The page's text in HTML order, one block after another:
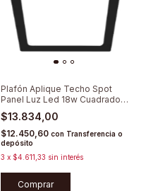
Plafón Aplique Techo Spot
Panel Luz Led 18w Cuadrado
Redondo
$13.834,00
$12.450,60 con Transferencia o
depósito
3 x $4.611,33 sin interés
Comprar